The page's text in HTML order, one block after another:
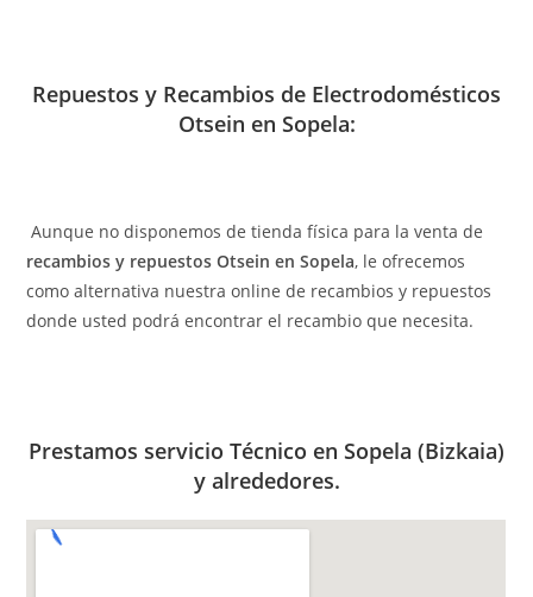
Repuestos y Recambios de Electrodomésticos
Otsein en Sopela:
Aunque no disponemos de tienda física para la venta de
recambios y repuestos Otsein en Sopela, le ofrecemos
como alternativa nuestra online de recambios y repuestos
donde usted podrá encontrar el recambio que necesita.
Prestamos servicio Técnico en Sopela (Bizkaia)
y alrededores.